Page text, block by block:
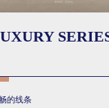
的线条